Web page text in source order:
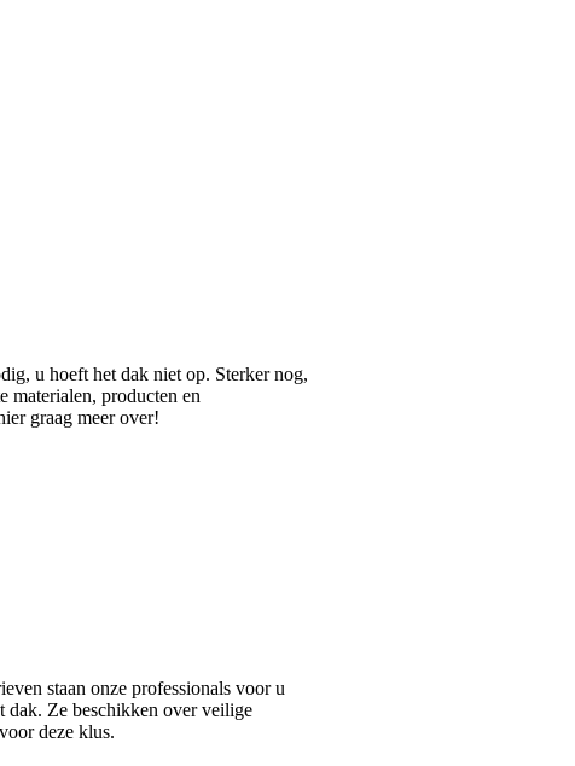
u hoeft het dak niet op. Sterker nog,
materialen, producten en
graag meer over!
staan onze professionals voor u
dak. Ze beschikken over veilige
deze klus.